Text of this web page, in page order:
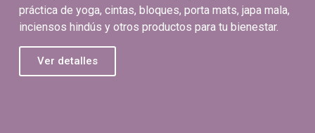
práctica de yoga, cintas, bloques, porta mats, japa mala,
inciensos hindús y otros productos para tu bienestar.
Ver detalles